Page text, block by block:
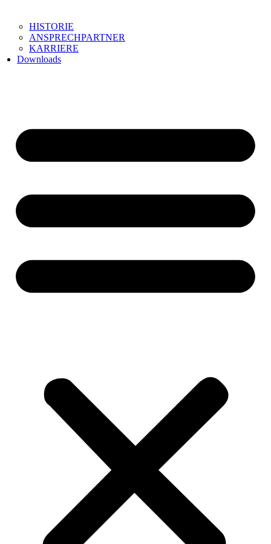
HISTORIE
ANSPRECHPARTNER
KARRIERE
Downloads